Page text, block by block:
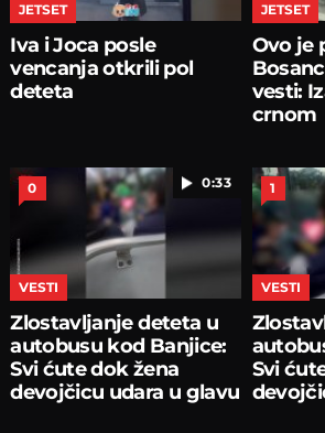
JETSET
Iva i Joca posle
vencanja otkrili pol
deteta
JETSET
Ovo je
vesti:
crnom
0:33
0
VESTI
Zlostavljanje deteta u
autobusu kod Banjice:
Svi ćute dok žena
devojčicu udara u glavu
1
VESTI
Svi